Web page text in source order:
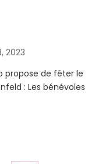
2023
propose de fêter le
: Les bénévoles